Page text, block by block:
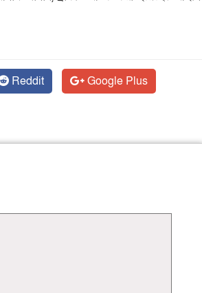
Reddit
Google Plus